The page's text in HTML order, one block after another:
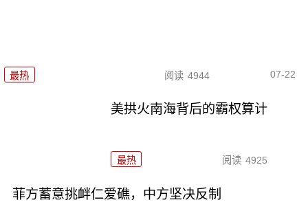
最热 阅读 4944 07-22
美拱火南海背后的霸权算计
最热 阅读 4925
菲方蓄意挑衅仁爱礁，中方坚决反制